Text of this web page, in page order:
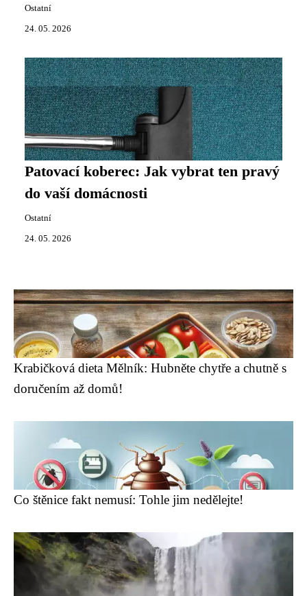
Ostatní
24. 05. 2026
Patovací koberec: Jak vybrat ten pravý
do vaší domácnosti
Ostatní
24. 05. 2026
Krabičková dieta Mělník: Hubněte chytře a chutně s
doručením až domů!
Co štěnice fakt nemusí: Tohle jim nedělejte!